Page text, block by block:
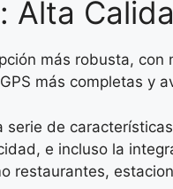
Alta
más robusta,
más completas y
serie de
e incluso la
restaurantes,